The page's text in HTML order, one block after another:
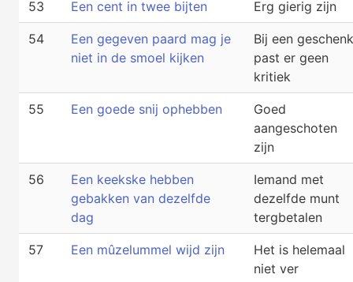
53 Een cent in twee bijten Erg gierig zijn
54
Een gegeven paard mag je
niet in de smoel kijken
Bij een geschenk
past er geen
kritiek
55 Een goede snij ophebben
Goed
aangeschoten
zijn
56
Een keekske hebben
gebakken van dezelfde
dag
Iemand met
dezelfde munt
tergbetalen
57 Een mûzelummel wijd zijn
Het is helemaal
niet ver